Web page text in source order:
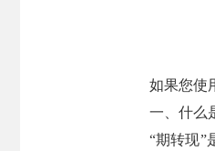
如果您使
一、什么
“期转现”